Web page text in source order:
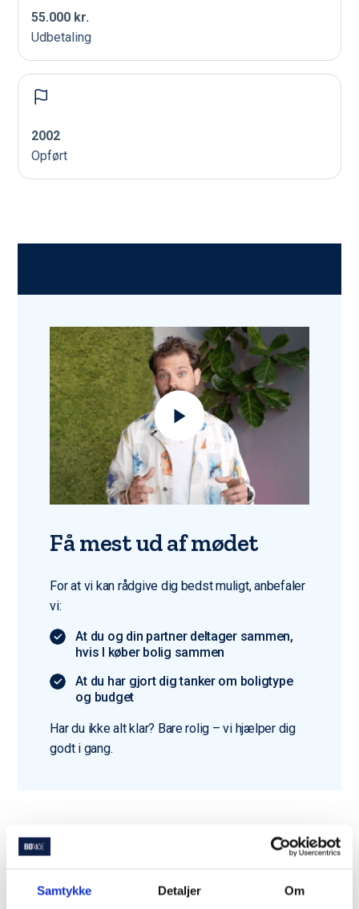
Samtykke Detaljer Om
55.000 kr.
Udbetaling
2002
Opført
Få mest ud af mødet
For at vi kan rådgive dig bedst muligt, anbefaler
vi:
At du og din partner deltager sammen,
hvis I køber bolig sammen
At du har gjort dig tanker om boligtype
og budget
Har du ikke alt klar? Bare rolig – vi hjælper dig
godt i gang.
der bruger Bomae